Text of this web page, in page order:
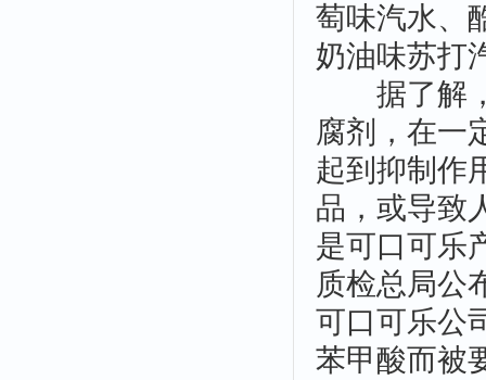
萄味汽水、
奶油味苏打
据了解，
腐剂，在一
起到抑制作
品，或导致
是可口可乐
质检总局公
可口可乐公
苯甲酸而被